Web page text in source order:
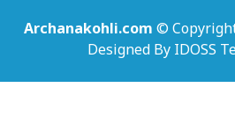
Archanakohli.com ©
Designed By IDOSS